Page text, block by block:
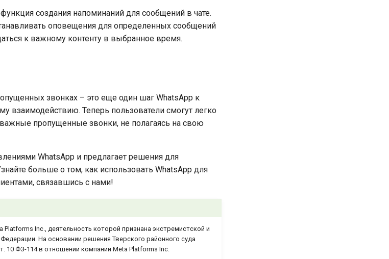
создания напоминаний для сообщений в чате.
оповещения для определенных сообщений
к важному контенту в выбранное время.
звонках – это еще один шаг WhatsApp к
взаимодействию. Теперь пользователи смогут легко
пропущенные звонки, не полагаясь на свою
WhatsApp и предлагает решения для
больше о том, как использовать WhatsApp для
связавшись с нами!
Inc., деятельность которой признана экстремистской и
На основании решения Тверского районного суда
10 ФЗ-114 в отношении компании Meta Platforms Inc.